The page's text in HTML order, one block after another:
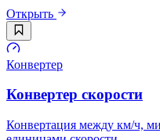
Открыть
Конвертер
Конвертер скорости
Конвертация между км/ч,